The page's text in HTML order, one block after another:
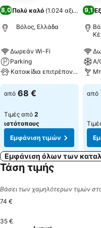
8,0 Πολύ καλό (1.024
Βόλος, Ελλάδα
Δωρεάν Wi-Fi
Parking
Κατοικίδια επιτρέπονται
από 68 €
Τιμές από 2
ιστότοπους
Εμφάνιση τιμών
9,1
A/
από
Εμφάνιση όλων των
Τάση τιμής
Βάσει των χαμηλότερων τιμών
74 €
35 €